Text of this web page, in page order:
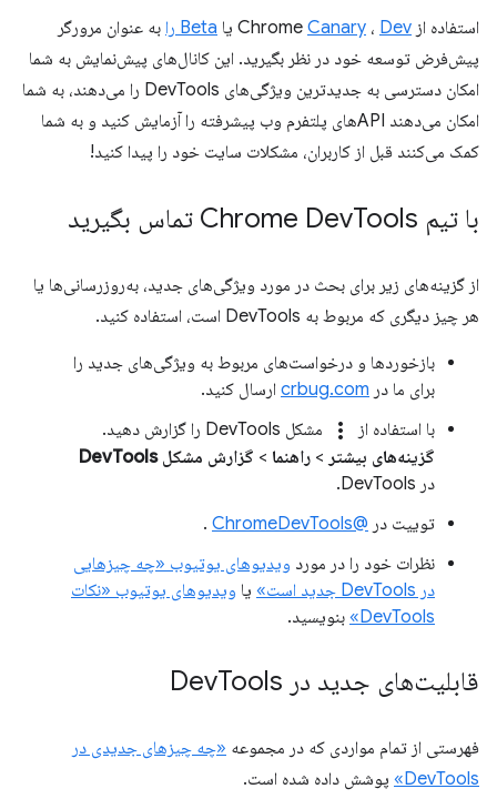
استفاده از Chrome Canary ، Dev یا Beta را
به عنوان مرورگر
پیش‌فرض توسعه خود در نظر بگیرید. این کانال‌های پیش‌نمایش به شما
امکان دسترسی به جدیدترین ویژگی‌های DevTools را می‌دهند، به شما
امکان می‌دهند APIهای پلتفرم وب پیشرفته را آزمایش کنید و به شما
کمک می‌کنند قبل از کاربران، مشکلات سایت خود را پیدا کنید!
با تیم Chrome Dev Tools تماس بگیرید
از گزینه‌های زیر برای بحث در مورد ویژگی‌های جدید، به‌روزرسانی‌ها یا
هر چیز دیگری که مربوط به DevTools است، استفاده کنید.
بازخوردها و درخواست‌های مربوط به ویژگی‌های جدید را
برای ما در crbug.com ارسال کنید.
با استفاده از
more_vert
مشکل DevTools را گزارش دهید.
گزینه‌های بیشتر > راهنما > گزارش مشکل DevTools
در DevTools.
توییت در @ChromeDevTools
.
نظرات خود را در مورد ویدیوهای یوتیوب «چه چیزهایی
در DevTools جدید است»
یا ویدیوهای یوتیوب «نکات
DevTools»
بنویسید.
قابلیت‌های جدید در Dev Tools
فهرستی از تمام مواردی که در مجموعه «چه چیزهای جدیدی در
DevTools»
پوشش داده شده است.